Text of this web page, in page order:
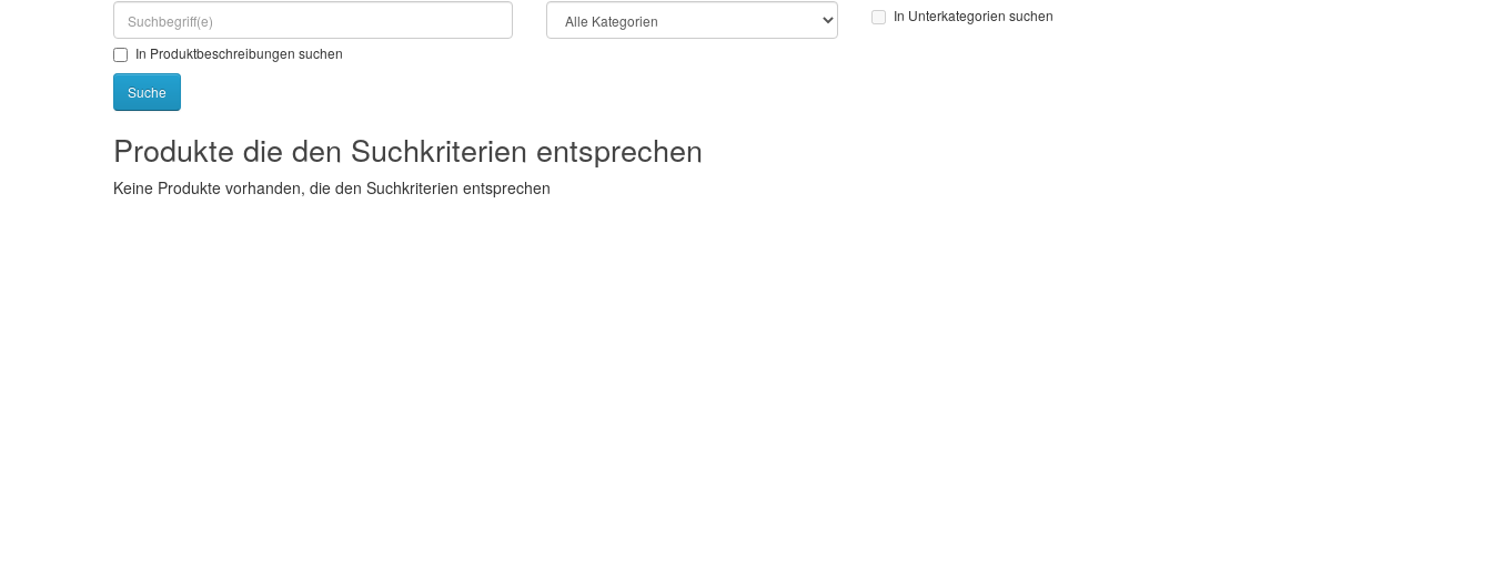
In Unterkategorien suchen
In Produktbeschreibungen suchen
Produkte die den Suchkriterien entsprechen
Keine Produkte vorhanden, die den Suchkriterien entsprechen